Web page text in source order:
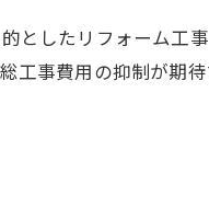
としたリフォーム工
事費用の抑制が期待